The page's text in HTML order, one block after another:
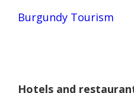
Burgundy Tourism
Hotels and